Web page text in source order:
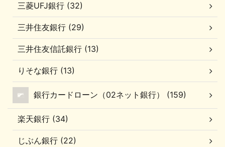
三菱UFJ銀行 (32)
三井住友銀行 (29)
三井住友信託銀行 (13)
りそな銀行 (13)
銀行カードローン（02ネット銀行） (159)
楽天銀行 (34)
じぶん銀行 (22)